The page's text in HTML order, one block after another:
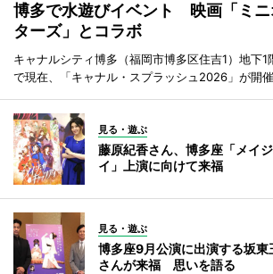
博多で水遊びイベント 映画「ミニ
ターズ」とコラボ
キャナルシティ博多（福岡市博多区住吉1）地下1
で現在、「キャナル・スプラッシュ2026」が開催
見る・遊ぶ
藤原紀香さん、博多座「メイ
イ」上演に向けて来福
見る・遊ぶ
博多座9月公演に出演する坂
さんが来福 思いを語る